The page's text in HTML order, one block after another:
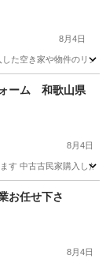
8月4日
た空き家や物件のリ
ーム 和歌山県
8月4日
中古古民家購入した
無料お任せ下さ
8月4日